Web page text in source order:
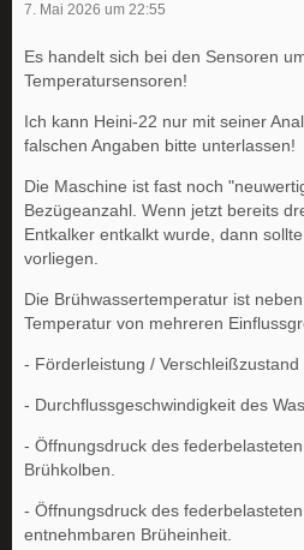
7. Mai 2026 um 22:55
Es handelt sich bei den Sensoren
Temperatursensoren!
Ich kann Heini-22 nur mit seiner
falschen Angaben bitte unterlassen!
Die Maschine ist fast noch
Bezügeanzahl. Wenn jetzt bereits
Entkalker entkalkt wurde, dann
vorliegen.
Die Brühwassertemperatur ist
Temperatur von mehreren
- Förderleistung / Verschleißzustand
- Durchflussgeschwindigkeit des
- Öffnungsdruck des
Brühkolben.
- Öffnungsdruck des
entnehmbaren Brüheinheit.